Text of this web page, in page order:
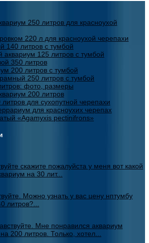
250 литров для красноухой
220 л для красноухой черепахи
140 литров с тумбой
аквариум 125 литров с тумбой
350 литров
200 литров с тумбой
250 литров с тумбой
фото, размеры
200 литров
для сухопутной черепахи
для красноухих черепах
«Agamyxis pectinifrons»
скажите пожалуйста у меня вот какой
на 30 лит...
Можно узнать у вас цену нптумбу
литров?...
Мне понравился аквариум
200 литров. Только, хотел...